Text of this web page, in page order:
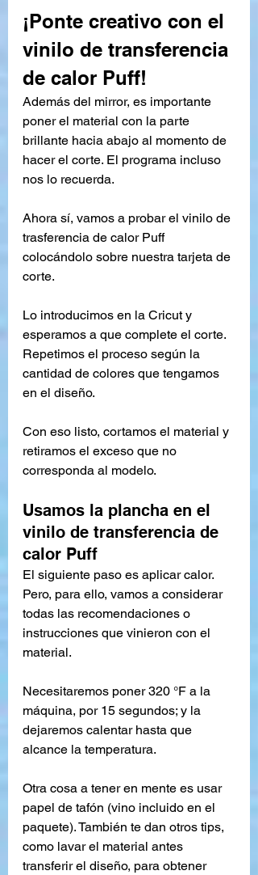
¡Ponte creativo con el
vinilo de transferencia
de calor Puff!
Además del mirror, es importante
poner el material con la parte
brillante hacia abajo al momento de
hacer el corte. El programa incluso
nos lo recuerda.
Ahora sí, vamos a probar el vinilo de
trasferencia de calor Puff
colocándolo sobre nuestra tarjeta de
corte.
Lo introducimos en la Cricut y
esperamos a que complete el corte.
Repetimos el proceso según la
cantidad de colores que tengamos
en el diseño.
Con eso listo, cortamos el material y
retiramos el exceso que no
corresponda al modelo.
Usamos la plancha en el
vinilo de transferencia de
calor Puff
El siguiente paso es aplicar calor.
Pero, para ello, vamos a considerar
todas las recomendaciones o
instrucciones que vinieron con el
material.
Necesitaremos poner 320 °F a la
máquina, por 15 segundos; y la
dejaremos calentar hasta que
alcance la temperatura.
Otra cosa a tener en mente es usar
papel de tafón (vino incluido en el
paquete). También te dan otros tips,
como lavar el material antes
transferir el diseño, para obtener